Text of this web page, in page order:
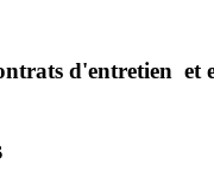
d'entretien et